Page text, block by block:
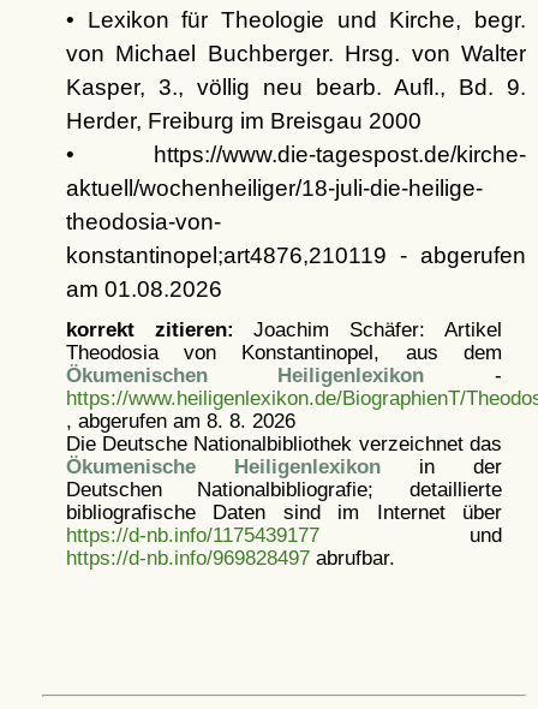
• Lexikon für Theologie und Kirche, begr.
von Michael Buchberger. Hrsg. von Walter
Kasper, 3., völlig neu bearb. Aufl., Bd. 9.
Herder, Freiburg im Breisgau 2000
• https://www.die-tagespost.de/kirche-
aktuell/wochenheiliger/18-juli-die-heilige-
theodosia-von-
konstantinopel;art4876,210119 - abgerufen
am 01.08.2026
korrekt zitieren: Joachim Schäfer: Artikel
Theodosia von Konstantinopel, aus dem
Ökumenischen Heiligenlexikon -
https://www.heiligenlexikon.de/BiographienT/
, abgerufen am 8. 8. 2026
Die Deutsche Nationalbibliothek verzeichnet das
Ökumenische Heiligenlexikonin der
Deutschen Nationalbibliografie; detaillierte
bibliografische Daten sind im Internet über
https://d-nb.info/1175439177und
https://d-nb.info/969828497abrufbar.